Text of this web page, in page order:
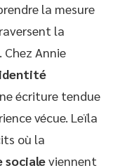
la mesure
la
Annie
identité
écriture tendue
vécue. Leïla
où la
socialeviennent